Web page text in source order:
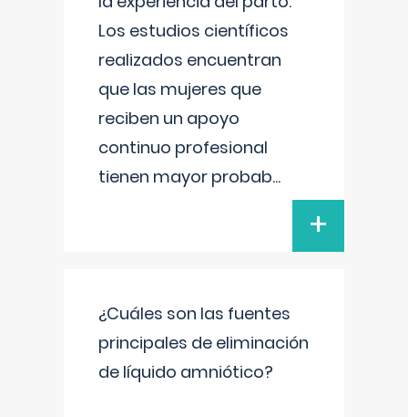
Los estudios científicos
realizados encuentran
que las mujeres que
reciben un apoyo
continuo profesional
tienen mayor probab...
+
¿Cuáles son las fuentes
principales de eliminación
de líquido amniótico?